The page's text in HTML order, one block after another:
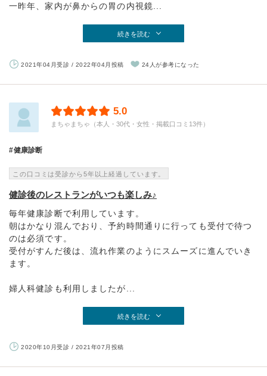
一昨年、家内が鼻からの胃の内視鏡...
続きを読む
2021年04月受診 / 2022年04月投稿 24人が参考になった
5.0
まちゃまちゃ（本人・30代・女性・掲載口コミ13件）
健康診断
この口コミは受診から5年以上経過しています。
健診後のレストランがいつも楽しみ♪
毎年健康診断で利用しています。
朝はかなり混んでおり、予約時間通りに行っても受付で待つ
のは必須です。
受付がすんだ後は、流れ作業のようにスムーズに進んでいき
ます。
婦人科健診も利用しましたが...
続きを読む
2020年10月受診 / 2021年07月投稿